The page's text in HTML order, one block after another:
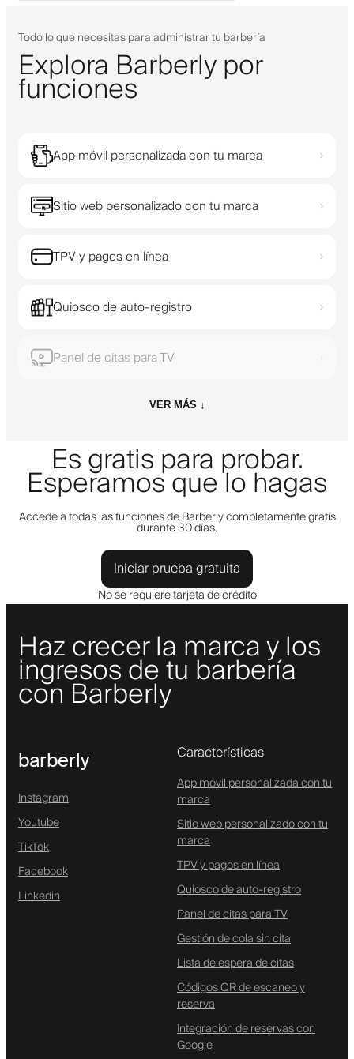
Todo lo que necesitas para administrar tu barbería
Explora Barberly por
funciones
App móvil personalizada con tu marca ›
Sitio web personalizado con tu marca ›
TPV y pagos en línea ›
Quiosco de auto-registro ›
Panel de citas para TV ›
VER MÁS ↓
Es gratis para probar.
Esperamos que lo hagas
Accede a todas las funciones de Barberly completamente gratis
durante 30 días.
Iniciar prueba gratuita
No se requiere tarjeta de crédito
Haz crecer la marca y los
ingresos de tu barbería
con Barberly
barberly
Instagram
Youtube
TikTok
Facebook
Linkedin
Características
App móvil personalizada con tu
marca
Sitio web personalizado con tu
marca
TPV y pagos en línea
Quiosco de auto-registro
Panel de citas para TV
Gestión de cola sin cita
Lista de espera de citas
Códigos QR de escaneo y
reserva
Integración de reservas con
Google